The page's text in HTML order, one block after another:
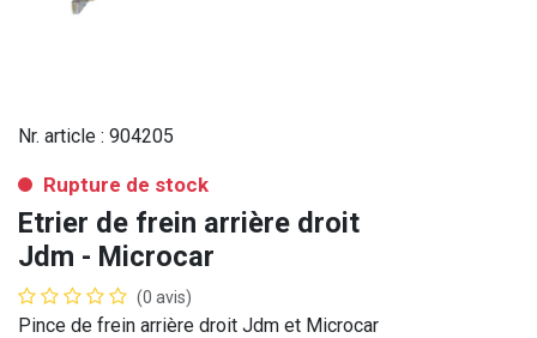
Nr. article : 904205
Rupture de stock
Etrier de frein arrière droit
Jdm - Microcar
(0 avis)
Pince de frein arrière droit Jdm et Microcar